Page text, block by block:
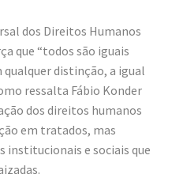
dos Direitos Humanos
que “todos são iguais
distinção, a igual
ressalta Fábio Konder
dos direitos humanos
em tratados, mas
institucionais e sociais que